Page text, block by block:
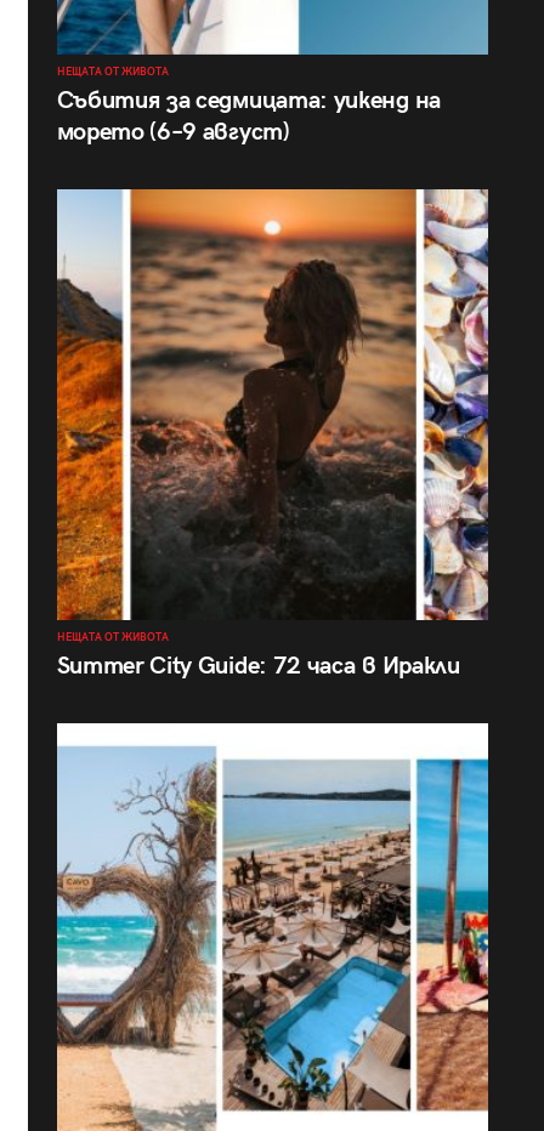
НЕЩАТА ОТ ЖИВОТА
Събития за седмицата: уикенд на
морето (6–9 август)
НЕЩАТА ОТ ЖИВОТА
Summer City Guide: 72 часа в Иракли